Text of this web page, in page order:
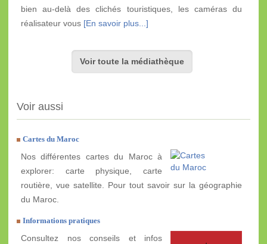
bien au-delà des clichés touristiques, les caméras du
réalisateur vous [En savoir plus...]
Voir toute la médiathèque
Voir aussi
Cartes du Maroc
Nos différentes cartes du Maroc à
explorer: carte physique, carte
routière, vue satellite. Pour tout savoir sur la géographie
du Maroc.
Informations pratiques
Consultez nos conseils et infos